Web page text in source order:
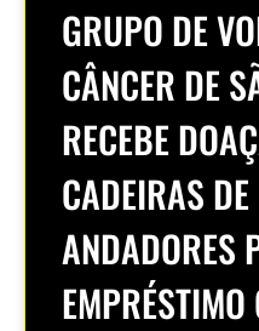
GRUPO DE
CÂNCER DE
RECEBE
CADEIRAS
ANDADORES